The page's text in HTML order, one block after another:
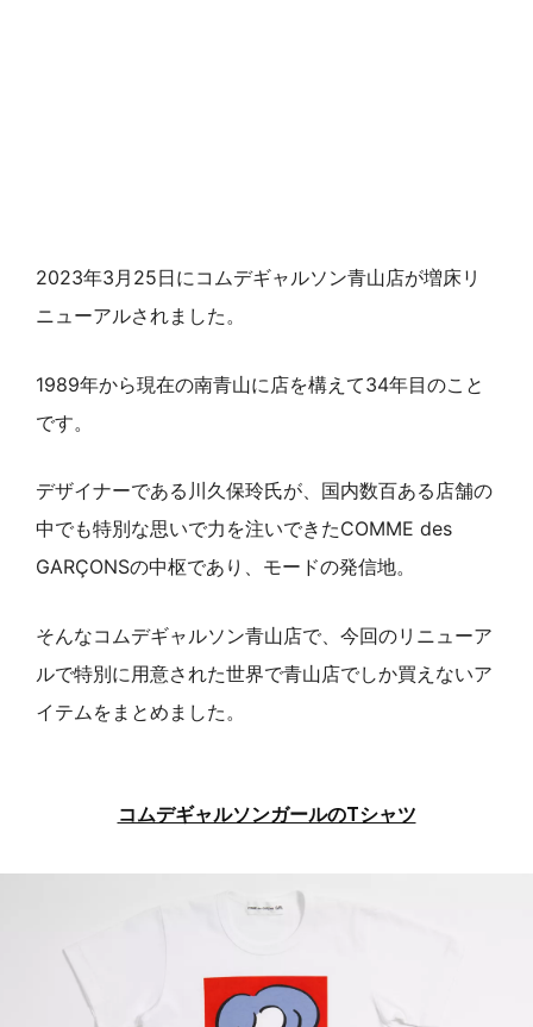
2023年3月25日にコムデギャルソン青山店が増床リ
ニューアルされました。
1989年から現在の南青山に店を構えて34年目のこと
です。
デザイナーである川久保玲氏が、国内数百ある店舗の
中でも特別な思いで力を注いできたCOMME des
GARÇONSの中枢であり、モードの発信地。
そんなコムデギャルソン青山店で、今回のリニューア
ルで特別に用意された世界で青山店でしか買えないア
イテムをまとめました。
コムデギャルソンガールのTシャツ